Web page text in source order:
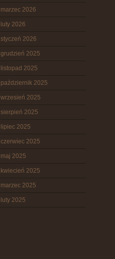
marzec 2026
luty 2026
styczeń 2026
grudzień 2025
listopad 2025
październik 2025
wrzesień 2025
sierpień 2025
lipiec 2025
czerwiec 2025
maj 2025
kwiecień 2025
marzec 2025
luty 2025